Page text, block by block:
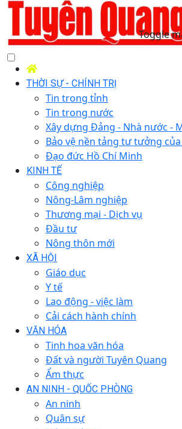
Toggle
THỜI SỰ - CHÍNH TRỊ
Tin trong tỉnh
Tin trong nước
Xây dựng Đảng - Nhà nước -
Bảo vệ nền tảng tư tưởng
Đạo đức Hồ Chí Minh
KINH TẾ
Công nghiệp
Nông-Lâm nghiệp
Thương mại - Dịch vụ
Đầu tư
Nông thôn mới
XÃ HỘI
Giáo dục
Y tế
Lao động - việc làm
Cải cách hành chính
VĂN HÓA
Tinh hoa văn hóa
Đất và người Tuyên Quang
Ẩm thực
AN NINH - QUỐC PHÒNG
An ninh
Quân sự